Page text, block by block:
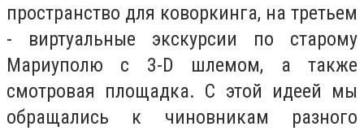
пространство для коворкинга, на третьем
- виртуальные экскурсии по старому
Мариуполю с 3-D шлемом, а также
смотровая площадка. С этой идеей мы
обращались к чиновникам разного